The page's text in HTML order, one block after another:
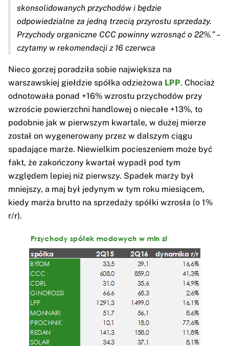
skonsolidowanych przychodów i będzie
odpowiedzialne za jedną trzecią przyrostu sprzedaży.
Przychody organiczne CCC powinny wzrosnąć o 22%.” –
czytamy w rekomendacji z 16 czerwca
Nieco gorzej poradziła sobie największa na
warszawskiej giełdzie spółka odzieżowa LPP. Chociaż
odnotowała ponad +16% wzrostu przychodów przy
wzroście powierzchni handlowej o niecałe +13%, to
podobnie jak w pierwszym kwartale, w dużej mierze
został on wygenerowany przez w dalszym ciągu
spadające marże. Niewielkim pocieszeniem może być
fakt, że zakończony kwartał wypadł pod tym
względem lepiej niż pierwszy. Spadek marży był
mniejszy, a maj był jedynym w tym roku miesiącem,
kiedy marża brutto na sprzedaży spółki wzrosła (o 1%
r/r).